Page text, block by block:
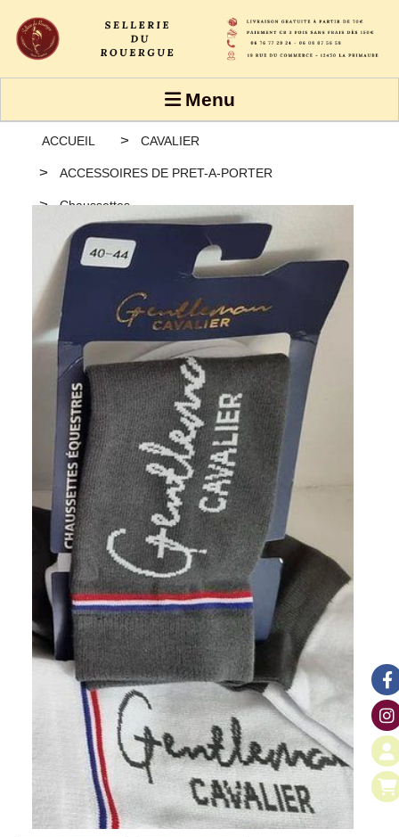
Menu
ACCUEIL CAVALIER
ACCESSOIRES DE PRET-A-PORTER
Chaussettes
Chaussettes Gentleman Cavalier Hiver - Lot de 2